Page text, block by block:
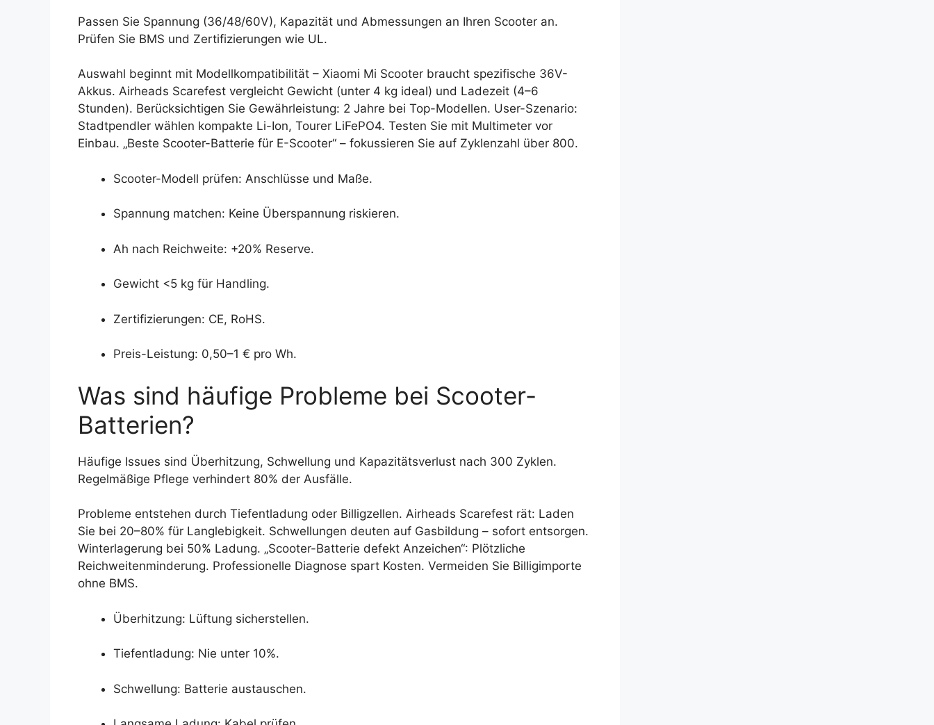
Passen Sie Spannung (36/48/60V), Kapazität und Abmessungen an Ihren Scooter an.
Prüfen Sie BMS und Zertifizierungen wie UL.
Auswahl beginnt mit Modellkompatibilität – Xiaomi Mi Scooter braucht spezifische 36V-
Akkus. Airheads Scarefest vergleicht Gewicht (unter 4 kg ideal) und Ladezeit (4–6
Stunden). Berücksichtigen Sie Gewährleistung: 2 Jahre bei Top-Modellen. User-Szenario:
Stadtpendler wählen kompakte Li-Ion, Tourer LiFePO4. Testen Sie mit Multimeter vor
Einbau. „Beste Scooter-Batterie für E-Scooter“ – fokussieren Sie auf Zyklenzahl über 800.
Scooter-Modell prüfen: Anschlüsse und Maße.
Spannung matchen: Keine Überspannung riskieren.
Ah nach Reichweite: +20% Reserve.
Gewicht <5 kg für Handling.
Zertifizierungen: CE, RoHS.
Preis-Leistung: 0,50–1 € pro Wh.
Was sind häufige Probleme bei Scooter-
Batterien?
Häufige Issues sind Überhitzung, Schwellung und Kapazitätsverlust nach 300 Zyklen.
Regelmäßige Pflege verhindert 80% der Ausfälle.
Probleme entstehen durch Tiefentladung oder Billigzellen. Airheads Scarefest rät: Laden
Sie bei 20–80% für Langlebigkeit. Schwellungen deuten auf Gasbildung – sofort entsorgen.
Winterlagerung bei 50% Ladung. „Scooter-Batterie defekt Anzeichen“: Plötzliche
Reichweitenminderung. Professionelle Diagnose spart Kosten. Vermeiden Sie Billigimporte
ohne BMS.
Überhitzung: Lüftung sicherstellen.
Tiefentladung: Nie unter 10%.
Schwellung: Batterie austauschen.